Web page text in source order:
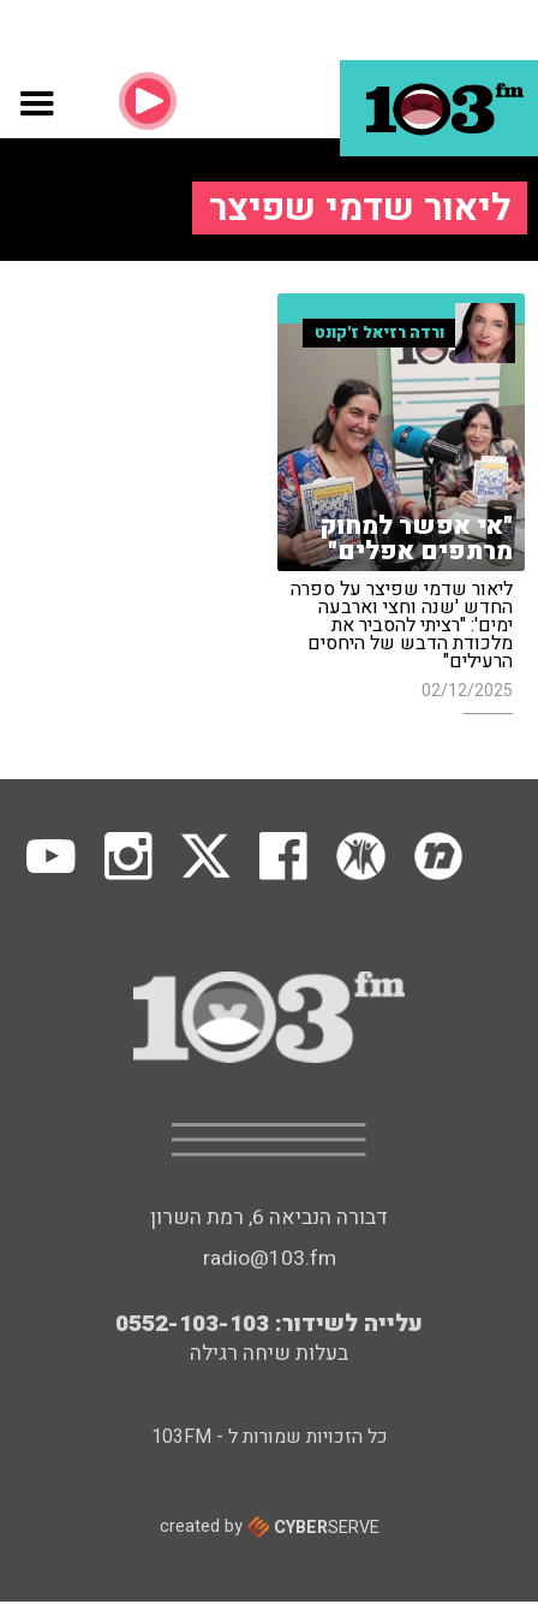
ליאור שדמי שפיצר
ורדה רזיאל ז'קונט
"אי אפשר למחוק
מרתפים אפלים"
ליאור שדמי שפיצר על ספרה
החדש 'שנה וחצי וארבעה
ימים': "רציתי להסביר את
מלכודת הדבש של היחסים
הרעילים"
02/12/2025
דבורה הנביאה 6, רמת השרון
radio@103.fm
עלייה לשידור: 0552-103-103
בעלות שיחה רגילה
כל הזכויות שמורות ל - 103FM
created by CYBERSERVE